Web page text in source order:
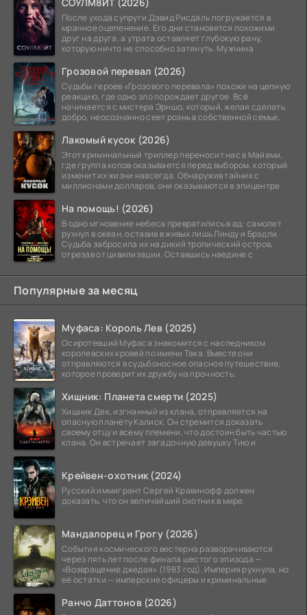
СОУЛМ8ЙТ (2026)
После ухода супруги Дэвид Рисдаль погружается в
мрачное оцепенение. Его дни становятся похожими
друг на друга, а утрата оставляет глубокую рану,
которую ничто не способно затянуть. Мужчина
Грозовой перевал (2026)
Судьбы героев «Грозового перевала» похожи на цепную
реакцию, где одно зло порождает другое. Всё
начинается с мистера Эрншо, который, желая сделать
добро, неосознанно сеет рознь в собственной семье,
Лакомый кусок (2026)
Этот криминальный триллер переносит нас в Майами,
где группа копов оказывается перед выбором, который
изменит их жизни навсегда. Обнаружив тайник с
миллионами долларов, они оказываются в эпицентре
На помощь! (2026)
В одно мгновение небеса превратились в ад: самолет
рухнул в океан, оставив в живых лишь Линду и Брэдли.
Судьба забросила их на дикий тропический остров,
отрезав от цивилизации. Оставшись наедине с
Популярные за месяц
Муфаса: Король Лев (2025)
Осиротевший Муфаса знакомится с наследником
королевских кровей по имени Така. Вместе они
отправляются в судьбоносное опасное путешествие,
которое проверит их дружбу на прочность.
Хищник: Планета смерти (2025)
Хищник Дек, изгнанный из клана, отправляется на
опасную планету Калиск. Он стремится доказать
своему отцу и всему племени, что достоин быть частью
клана. Он встречает загадочную девушку Тию и
Крейвен-охотник (2024)
Русский иммигрант Сергей Кравинофф должен
доказать, что он величайший охотник в мире.
Мандалорец и Грогу (2026)
События космического вестерна разворачиваются
через пять лет после финала шестого эпизода —
«Возвращение джедая» (1983 год). Империя рухнула, но
её остатки — имперские офицеры и криминальные
Ранчо Даттонов (2026)